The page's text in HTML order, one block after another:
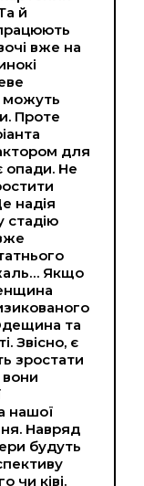
й
вже на
можуть
Проте
для
опади. Не
надія
стадію
Якщо
та
Звісно, ​​є
зростати
вони
нашої
Навряд
будуть
чи ківі.